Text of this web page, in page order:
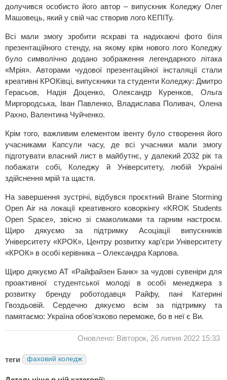
долучився особисто його автор – випускник Коледжу Олег
Машовець, який у свій час створив лого КЕПІТу.
Всі мали змогу зробити яскраві та надихаючі фото біля
презентаційного стенду, на якому крім нового лого Коледжу
було символічно додано зображення легендарного літака
«Мрія». Авторами чудової презентаційної інсталяції стали
креативні КРОКівці, випускники та студенти Коледжу: Дмитро
Герасьов, Надія Доценко, Олександр Куренков, Ольга
Миргородська, Іван Павленко, Владислава Поливач, Олена
Рахно, Валентина Чуйченко.
Крім того, важливим елементом івенту було створення його
учасниками Капсули часу, де всі учасники мали змогу
підготувати власний лист в майбутнє, у далекий 2032 рік та
побажати собі, Коледжу й Університету, любій Україні
здійснення мрій та щастя.
На завершення зустрічі, відбувся проєктний Braine Storming
Open Air на локації креативного коворкінгу «KROK Students
Open Space», звісно зі смаколиками та гарним настроєм.
Щиро дякуємо за підтримку Асоціації випускників
Університету «КРОК», Центру розвитку кар’єри Університету
«КРОК» в особі керівника – Олександра Карлова.
Щиро дякуємо АТ «Райфайзен Банк» за чудові сувеніри для
проактивної студентської молоді в особі менеджера з
розвитку бренду роботодавця Райфу, пані Катерині
Гвоздьовій. Сердечно дякуємо всім за підтримку та
памятаємо: Україна обов’язково переможе, бо в неї є Ви.
Оновлено: Вівторок, 26 липня 2022 15:33
теги фаховий коледж